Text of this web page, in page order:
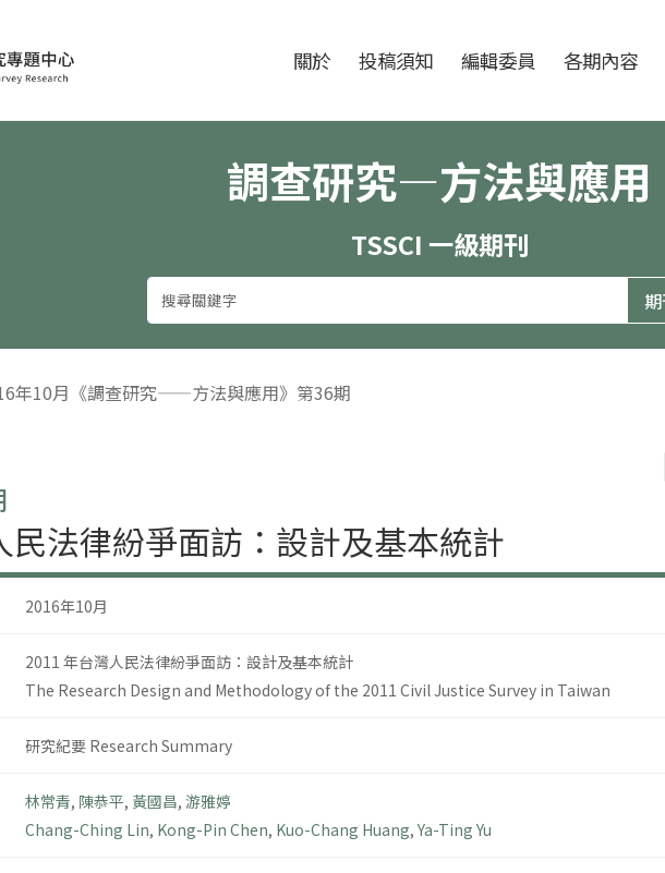
與應用期刊 關於 投稿須知 編輯委員 各期內容
調查研究—方法與應用
TSSCI 一級期刊
年10月《調查研究——方法與應用》第36期
民法律紛爭面訪：設計及基本統計
2016年10月
2011 年台灣人民法律紛爭面訪：設計及基本統計
The Research Design and Methodology of the 2011 Civil Justice Survey in Taiwan
研究紀要 Research Summary
林常青, 陳恭平, 黃國昌, 游雅婷
Chang-Ching Lin, Kong-Pin Chen, Kuo-Chang Huang, Ya-Ting Yu